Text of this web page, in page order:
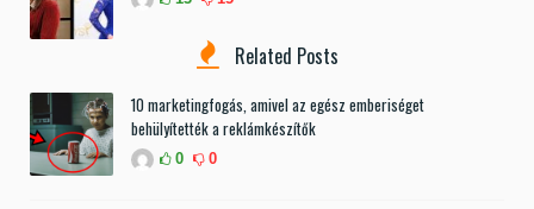
Related Posts
10 marketingfogás, amivel az egész emberiséget
behülyítették a reklámkészítők
0 0